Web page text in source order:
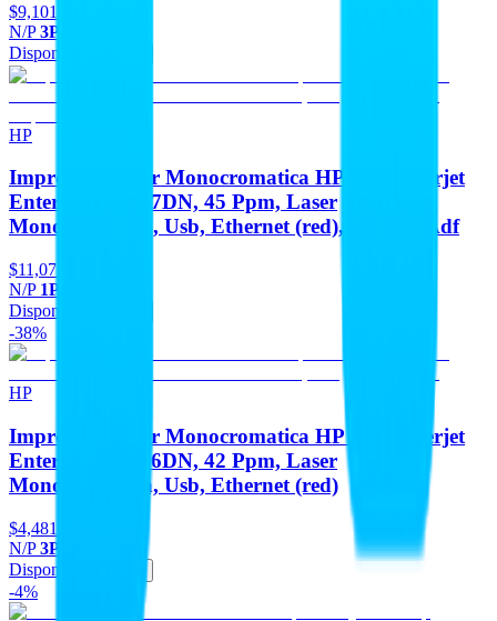
$9,101
N/P3PZ55A#BGJ
Disponible
HP
Impresora Laser Monocromatica HP Ops Laserjet
Enterprise M507DN, 45 Ppm, Laser
Monocromatica, Usb, Ethernet (red), Duplex, Adf
$11,072
N/P 1PV87A#BGJ
Disponible
-38%
HP
Impresora Laser Monocromatica HP Ops Laserjet
Enterprise M406DN, 42 Ppm, Laser
Monocromatica, Usb, Ethernet (red)
$4,481
N/P3PZ15A#BGJ
Disponible
-4%